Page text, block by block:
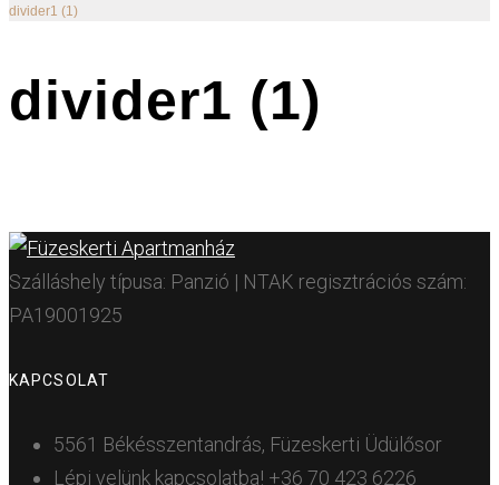
divider1 (1)
divider1 (1)
Szálláshely típusa: Panzió | NTAK regisztrációs szám:
PA19001925
KAPCSOLAT
5561 Békésszentandrás, Füzeskerti Üdülősor
Lépj velünk kapcsolatba! +36 70 423 6226